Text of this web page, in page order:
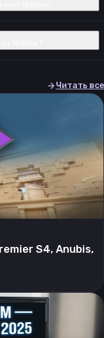
Читать все
S4, Anubis,